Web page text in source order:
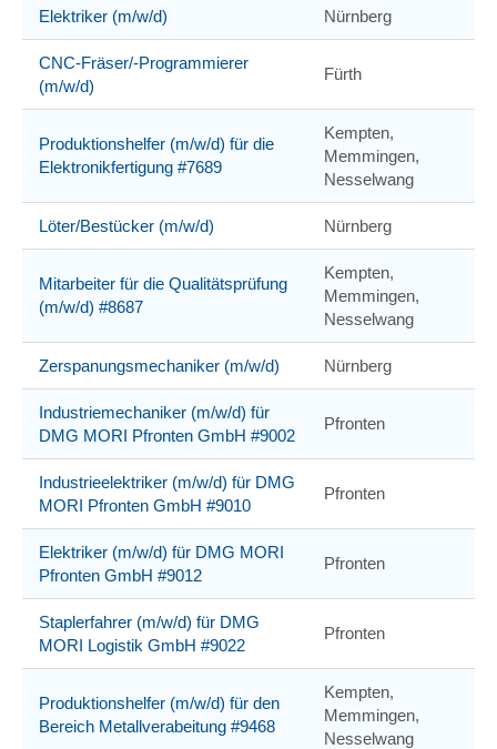
Elektriker (m/w/d) Nürnberg
CNC-Fräser/-Programmierer
(m/w/d)
Fürth
Produktionshelfer (m/w/d) für die
Elektronikfertigung #7689
Kempten,
Memmingen,
Nesselwang
Löter/Bestücker (m/w/d) Nürnberg
Mitarbeiter für die Qualitätsprüfung
(m/w/d) #8687
Kempten,
Memmingen,
Nesselwang
Zerspanungsmechaniker (m/w/d) Nürnberg
Industriemechaniker (m/w/d) für
DMG MORI Pfronten GmbH #9002
Pfronten
Industrieelektriker (m/w/d) für DMG
MORI Pfronten GmbH #9010
Pfronten
Elektriker (m/w/d) für DMG MORI
Pfronten GmbH #9012
Pfronten
Staplerfahrer (m/w/d) für DMG
MORI Logistik GmbH #9022
Pfronten
Produktionshelfer (m/w/d) für den
Bereich Metallverabeitung #9468
Kempten,
Memmingen,
Nesselwang